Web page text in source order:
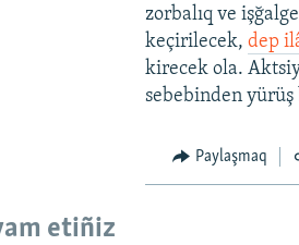
zorbalıq ve
keçirilecek,dep
kirecek ola.
sebebinden yürüş
Paylaşmaq
etiñiz